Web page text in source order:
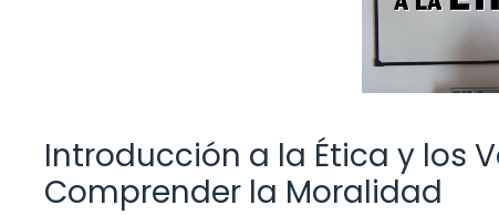
Introducción a la Ética y los
Comprender la Moralidad